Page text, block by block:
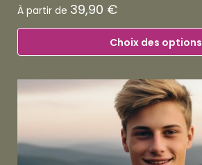
À partir de 39,90 €
Choix des options